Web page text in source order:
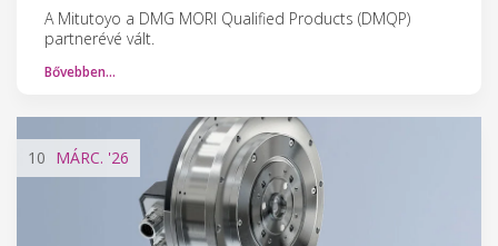
A Mitutoyo a DMG MORI Qualified Products (DMQP)
partnerévé vált.
Bővebben…
10 MÁRC. '26